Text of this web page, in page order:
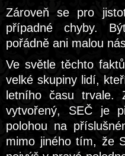
Zároveň se pro
případné chyby.
pořádně ani malou
Ve světle těchto
velké skupiny lidí,
letního času trvale.
vytvořený, SEČ je
polohou na
mimo jiného tím, že